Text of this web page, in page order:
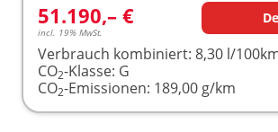
51.190,– €
incl. 19% MwSt.
Verbrauch kombiniert: 8,30 l/
CO2-Klasse: G
CO2-Emissionen: 189,00 g/km